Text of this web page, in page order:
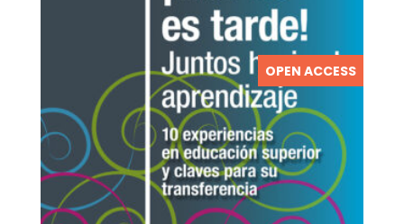
OPEN ACCESS